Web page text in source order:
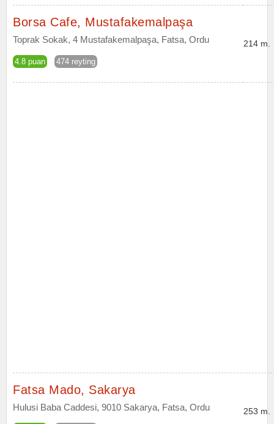
Borsa Cafe, Mustafakemalpaşa
Toprak Sokak, 4 Mustafakemalpaşa, Fatsa, Ordu
4.8 puan 474 reyting
214 m.
Fatsa Mado, Sakarya
Hulusi Baba Caddesi, 9010 Sakarya, Fatsa, Ordu 253 m.